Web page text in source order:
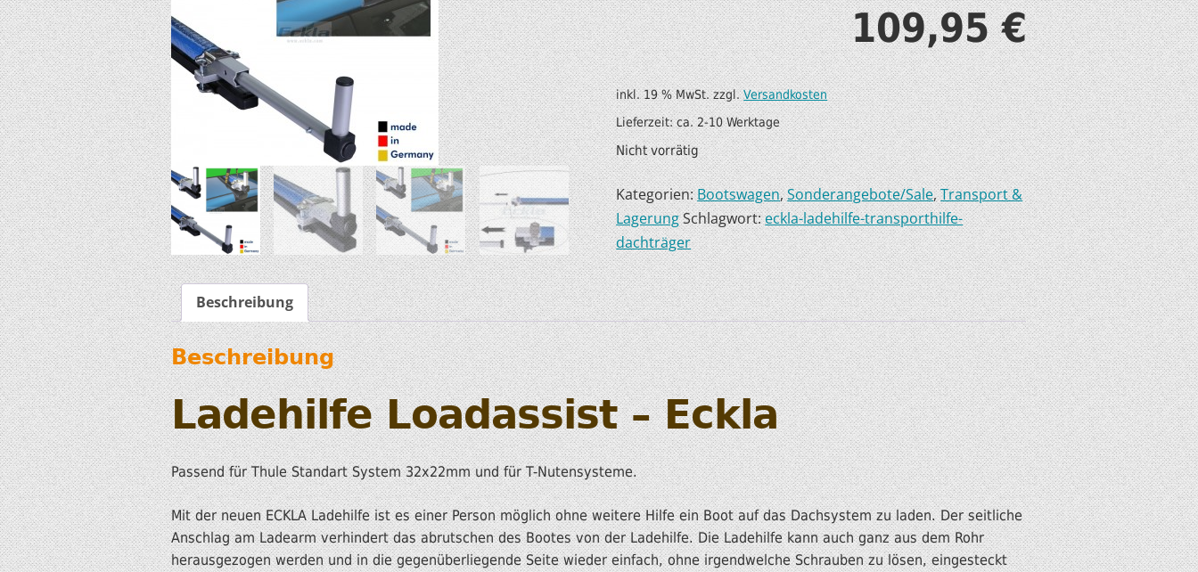
SUP AIR SUP
MODUL KAJAKS
LUFTBOOTE
LEICHTE BOOTE FÜR IHR
WOHNMOBIL
SONDERANGEBOTE/SALE
WILDERNESS SYSTEMS
ZUBEHÖR
DOPPELPADDEL
STECHPADDEL
WESTEN & SICHERHEIT
TRANSPORT &
LAGERUNG
BOOTSWAGEN
SPRITZDECKEN/
LUKENDECKEL
RAM ZUBEHÖR
HOBIE KAJAKS
ELEKTROMOTORE
109,95€
inkl. 19 % MwSt. zzgl.Versandkosten
Lieferzeit:ca. 2-10 Werktage
Nicht vorrätig
Kategorien:Bootswagen,Sonderangebote/Sale,Transport &
LagerungSchlagwort:eckla-ladehilfe-transporthilfe-
dachträger
Beschreibung
Beschreibung
Ladehilfe Loadassist – Eckla
Passend für Thule Standart System 32x22mm und für T-Nutensysteme.
Mit der neuen ECKLA Ladehilfe ist es einer Person möglich ohne weitere Hilfe ein Boot auf das Dachsystem zu laden. Der seitliche
Anschlag am Ladearm verhindert das abrutschen des Bootes von der Ladehilfe. Die Ladehilfe kann auch ganz aus dem Rohr
herausgezogen werden und in die gegenüberliegende Seite wieder einfach, ohne irgendwelche Schrauben zu lösen, eingesteckt